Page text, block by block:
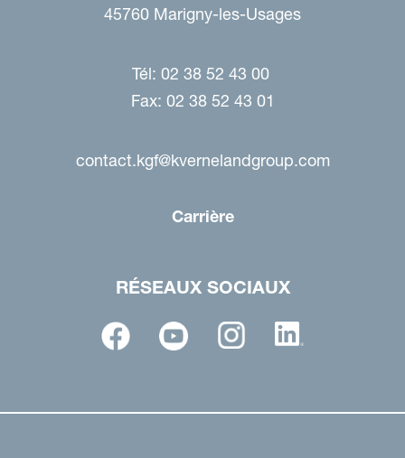
45760 Marigny-les-Usages
Tél: 02 38 52 43 00
Fax: 02 38 52 43 01
contact.kgf@kvernelandgroup.com
Carrière
RÉSEAUX SOCIAUX